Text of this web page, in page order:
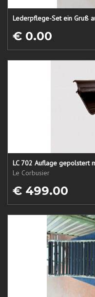
Lederpflege-Set ein Gruß
€ 0.00
LC 702 Auflage gepolstert
Le Corbusier
€ 499.00